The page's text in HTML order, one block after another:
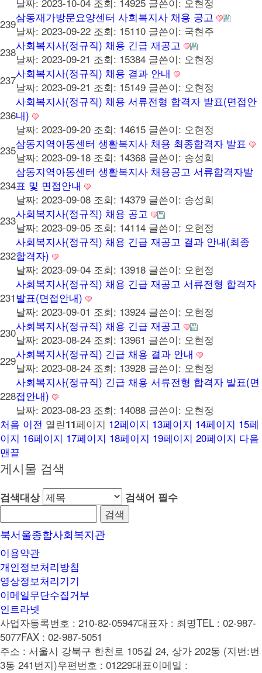
239삼동재가방문요양센터 사회복지사 채용 공고
날짜: 2023-09-22 조회: 15110 글쓴이: 국현주
238사회복지사(정규직) 채용 긴급 재공고
날짜: 2023-09-21 조회: 15384 글쓴이: 오현정
237사회복지사(정규직) 채용 결과 안내
날짜: 2023-09-21 조회: 15149 글쓴이: 오현정
236
사회복지사(정규직) 채용 서류전형 합격자 발표(면접안
내)
날짜: 2023-09-20 조회: 14615 글쓴이: 오현정
235삼동지역아동센터 생활복지사 채용 최종합격자 발표
날짜: 2023-09-18 조회: 14368 글쓴이: 송성희
234
삼동지역아동센터 생활복지사 채용공고 서류합격자발
표 및 면접안내
날짜: 2023-09-08 조회: 14379 글쓴이: 송성희
233사회복지사(정규직) 채용 공고
날짜: 2023-09-05 조회: 14114 글쓴이: 오현정
232
사회복지사(정규직) 채용 긴급 재공고 결과 안내(최종
합격자)
날짜: 2023-09-04 조회: 13918 글쓴이: 오현정
231
사회복지사(정규직) 채용 긴급 재공고 서류전형 합격자
발표(면접안내)
날짜: 2023-09-01 조회: 13924 글쓴이: 오현정
230사회복지사(정규직) 채용 긴급 재공고
날짜: 2023-08-24 조회: 13961 글쓴이: 오현정
229사회복지사(정규직) 긴급 채용 결과 안내
날짜: 2023-08-24 조회: 13928 글쓴이: 오현정
228
사회복지사(정규직) 긴급 채용 서류전형 합격자 발표(면
접안내)
날짜: 2023-08-23 조회: 14088 글쓴이: 오현정
처음 이전 열린11페이지 12페이지 13페이지 14페이지 15페
이지 16페이지 17페이지 18페이지 19페이지 20페이지 다음
맨끝
게시물 검색
검색대상 검색어 필수
북서울종합사회복지관
이용약관
개인정보처리방침
영상정보처리기기
이메일무단수집거부
인트라넷
사업자등록번호 : 210-82-05947대표자 : 최명TEL : 02-987-
5077FAX : 02-987-5051
주소 : 서울시 강북구 한천로 105길 24, 상가 202동 (지번:번
3동 241번지)우편번호 : 01229대표이메일 :